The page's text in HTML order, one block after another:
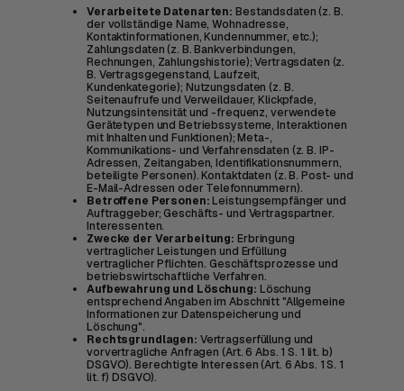
Verarbeitete Datenarten: Bestandsdaten (z. B.
der vollständige Name, Wohnadresse,
Kontaktinformationen, Kundennummer, etc.);
Zahlungsdaten (z. B. Bankverbindungen,
Rechnungen, Zahlungshistorie); Vertragsdaten (z.
B. Vertragsgegenstand, Laufzeit,
Kundenkategorie); Nutzungsdaten (z. B.
Seitenaufrufe und Verweildauer, Klickpfade,
Nutzungsintensität und -frequenz, verwendete
Gerätetypen und Betriebssysteme, Interaktionen
mit Inhalten und Funktionen); Meta-,
Kommunikations- und Verfahrensdaten (z. B. IP-
Adressen, Zeitangaben, Identifikationsnummern,
beteiligte Personen). Kontaktdaten (z. B. Post- und
E-Mail-Adressen oder Telefonnummern).
Betroffene Personen:Leistungsempfänger und
Auftraggeber; Geschäfts- und Vertragspartner.
Interessenten.
Zwecke der Verarbeitung: Erbringung
vertraglicher Leistungen und Erfüllung
vertraglicher Pflichten. Geschäftsprozesse und
betriebswirtschaftliche Verfahren.
Aufbewahrung und Löschung: Löschung
entsprechend Angaben im Abschnitt "Allgemeine
Informationen zur Datenspeicherung und
Löschung".
Rechtsgrundlagen: Vertragserfüllung und
vorvertragliche Anfragen (Art. 6 Abs. 1 S. 1 lit. b)
DSGVO). Berechtigte Interessen (Art. 6 Abs. 1 S. 1
lit. f) DSGVO).